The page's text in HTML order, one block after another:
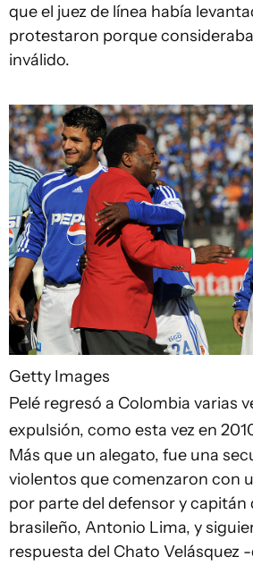
que el juez de línea había
protestaron porque
inválido.
Getty Images
Pelé regresó a Colombia varias
expulsión, como esta vez en
Más que un alegato, fue una
violentos que comenzaron con
por parte del defensor y capitán
brasileño, Antonio Lima, y
respuesta del Chato Velásquez